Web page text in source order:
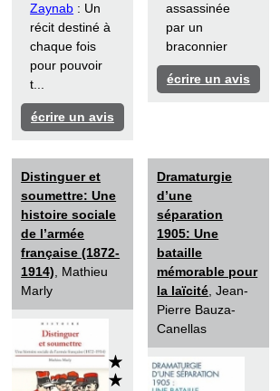
Zaynab : Un
récit destiné à
chaque fois
pour pouvoir
t...
écrire un avis
assassinée
par un
braconnier
écrire un avis
Distinguer et
soumettre: Une
histoire sociale
de l’armée
française (1872-
1914) , Mathieu
Marly
Dramaturgie
d’une
séparation
1905: Une
bataille
mémorable pour
la laïcité , Jean-
Pierre Bauza-
Canellas